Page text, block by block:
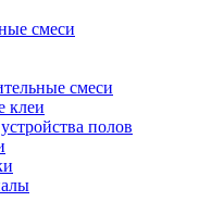
смеси
смеси
клеи
полов